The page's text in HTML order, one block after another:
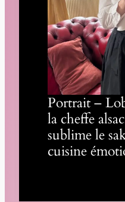
Portrait –
la cheffe
sublime le
cuisine